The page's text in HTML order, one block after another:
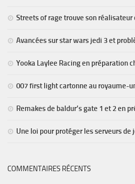
Streets of rage trouve son
Avancées sur star wars jedi 3 et
Yooka Laylee Racing en préparation
007 first light cartonne au royaume-
Remakes de baldur’s gate 1 et 2 en
Une loi pour protéger les serveurs de
COMMENTAIRES RÉCENTS